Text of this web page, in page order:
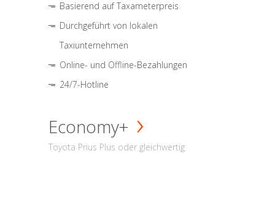
Basierend auf Taxameterpreis
Durchgeführt von lokalen
Taxiunternehmen
Online- und Offline-Bezahlungen
24/7-Hotline
Economy+
Toyota Prius Plus oder gleichwertig